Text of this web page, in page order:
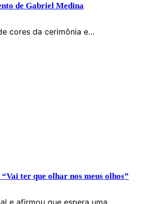
de Gabriel Medina
cores da cerimônia e…
ter que olhar nos meus olhos”